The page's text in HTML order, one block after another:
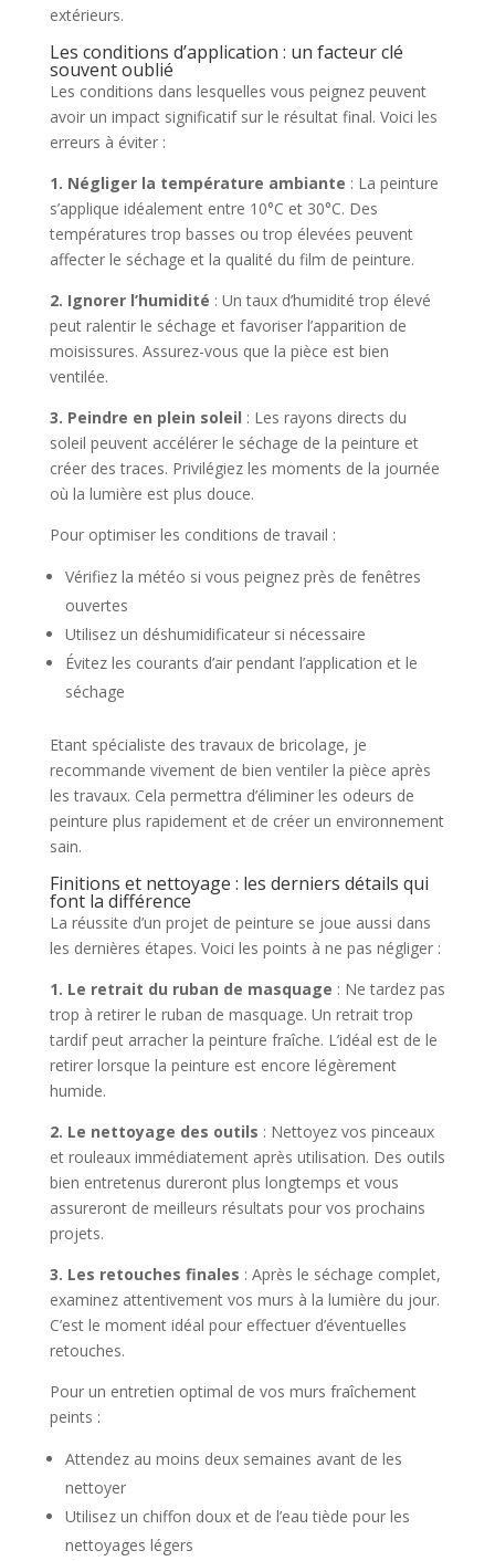
extérieurs.
Les conditions d’application : un facteur clé
souvent oublié
Les conditions dans lesquelles vous peignez peuvent
avoir un impact significatif sur le résultat final. Voici les
erreurs à éviter :
1. Négliger la température ambiante : La peinture
s’applique idéalement entre 10°C et 30°C. Des
températures trop basses ou trop élevées peuvent
affecter le séchage et la qualité du film de peinture.
2. Ignorer l’humidité : Un taux d’humidité trop élevé
peut ralentir le séchage et favoriser l’apparition de
moisissures. Assurez-vous que la pièce est bien
ventilée.
3. Peindre en plein soleil : Les rayons directs du
soleil peuvent accélérer le séchage de la peinture et
créer des traces. Privilégiez les moments de la journée
où la lumière est plus douce.
Pour optimiser les conditions de travail :
Vérifiez la météo si vous peignez près de fenêtres
ouvertes
Utilisez un déshumidificateur si nécessaire
Évitez les courants d’air pendant l’application et le
séchage
Etant spécialiste des travaux de bricolage, je
recommande vivement de bien ventiler la pièce après
les travaux. Cela permettra d’éliminer les odeurs de
peinture plus rapidement et de créer un environnement
sain.
Finitions et nettoyage : les derniers détails qui
font la différence
La réussite d’un projet de peinture se joue aussi dans
les dernières étapes. Voici les points à ne pas négliger :
1. Le retrait du ruban de masquage : Ne tardez pas
trop à retirer le ruban de masquage. Un retrait trop
tardif peut arracher la peinture fraîche. L’idéal est de le
retirer lorsque la peinture est encore légèrement
humide.
2. Le nettoyage des outils : Nettoyez vos pinceaux
et rouleaux immédiatement après utilisation. Des outils
bien entretenus dureront plus longtemps et vous
assureront de meilleurs résultats pour vos prochains
projets.
3. Les retouches finales : Après le séchage complet,
examinez attentivement vos murs à la lumière du jour.
C’est le moment idéal pour effectuer d’éventuelles
retouches.
Pour un entretien optimal de vos murs fraîchement
peints :
Attendez au moins deux semaines avant de les
nettoyer
Utilisez un chiffon doux et de l’eau tiède pour les
nettoyages légers